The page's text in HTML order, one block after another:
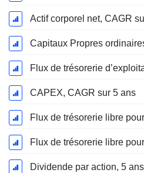
Actif corporel net, CAGR
Capitaux Propres
CAPEX, CAGR sur 5 ans
Dividende par action, 5